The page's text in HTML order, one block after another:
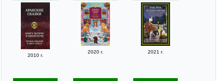
2010 г.
2020 г. 2021 г.